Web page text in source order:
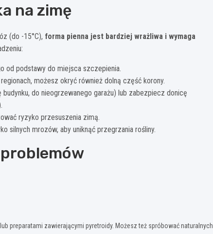
na zimę
(do -15°C), forma pienna jest bardziej wrażliwa i wymaga
od podstawy do miejsca szczepienia.
możesz okryć również dolną część korony.
do nieogrzewanego garażu) lub zabezpiecz donicę
ryzyko przesuszenia zimą.
silnych mrozów, aby uniknąć przegrzania rośliny.
preparatami zawierającymi pyretroidy. Możesz też spróbować naturalnych